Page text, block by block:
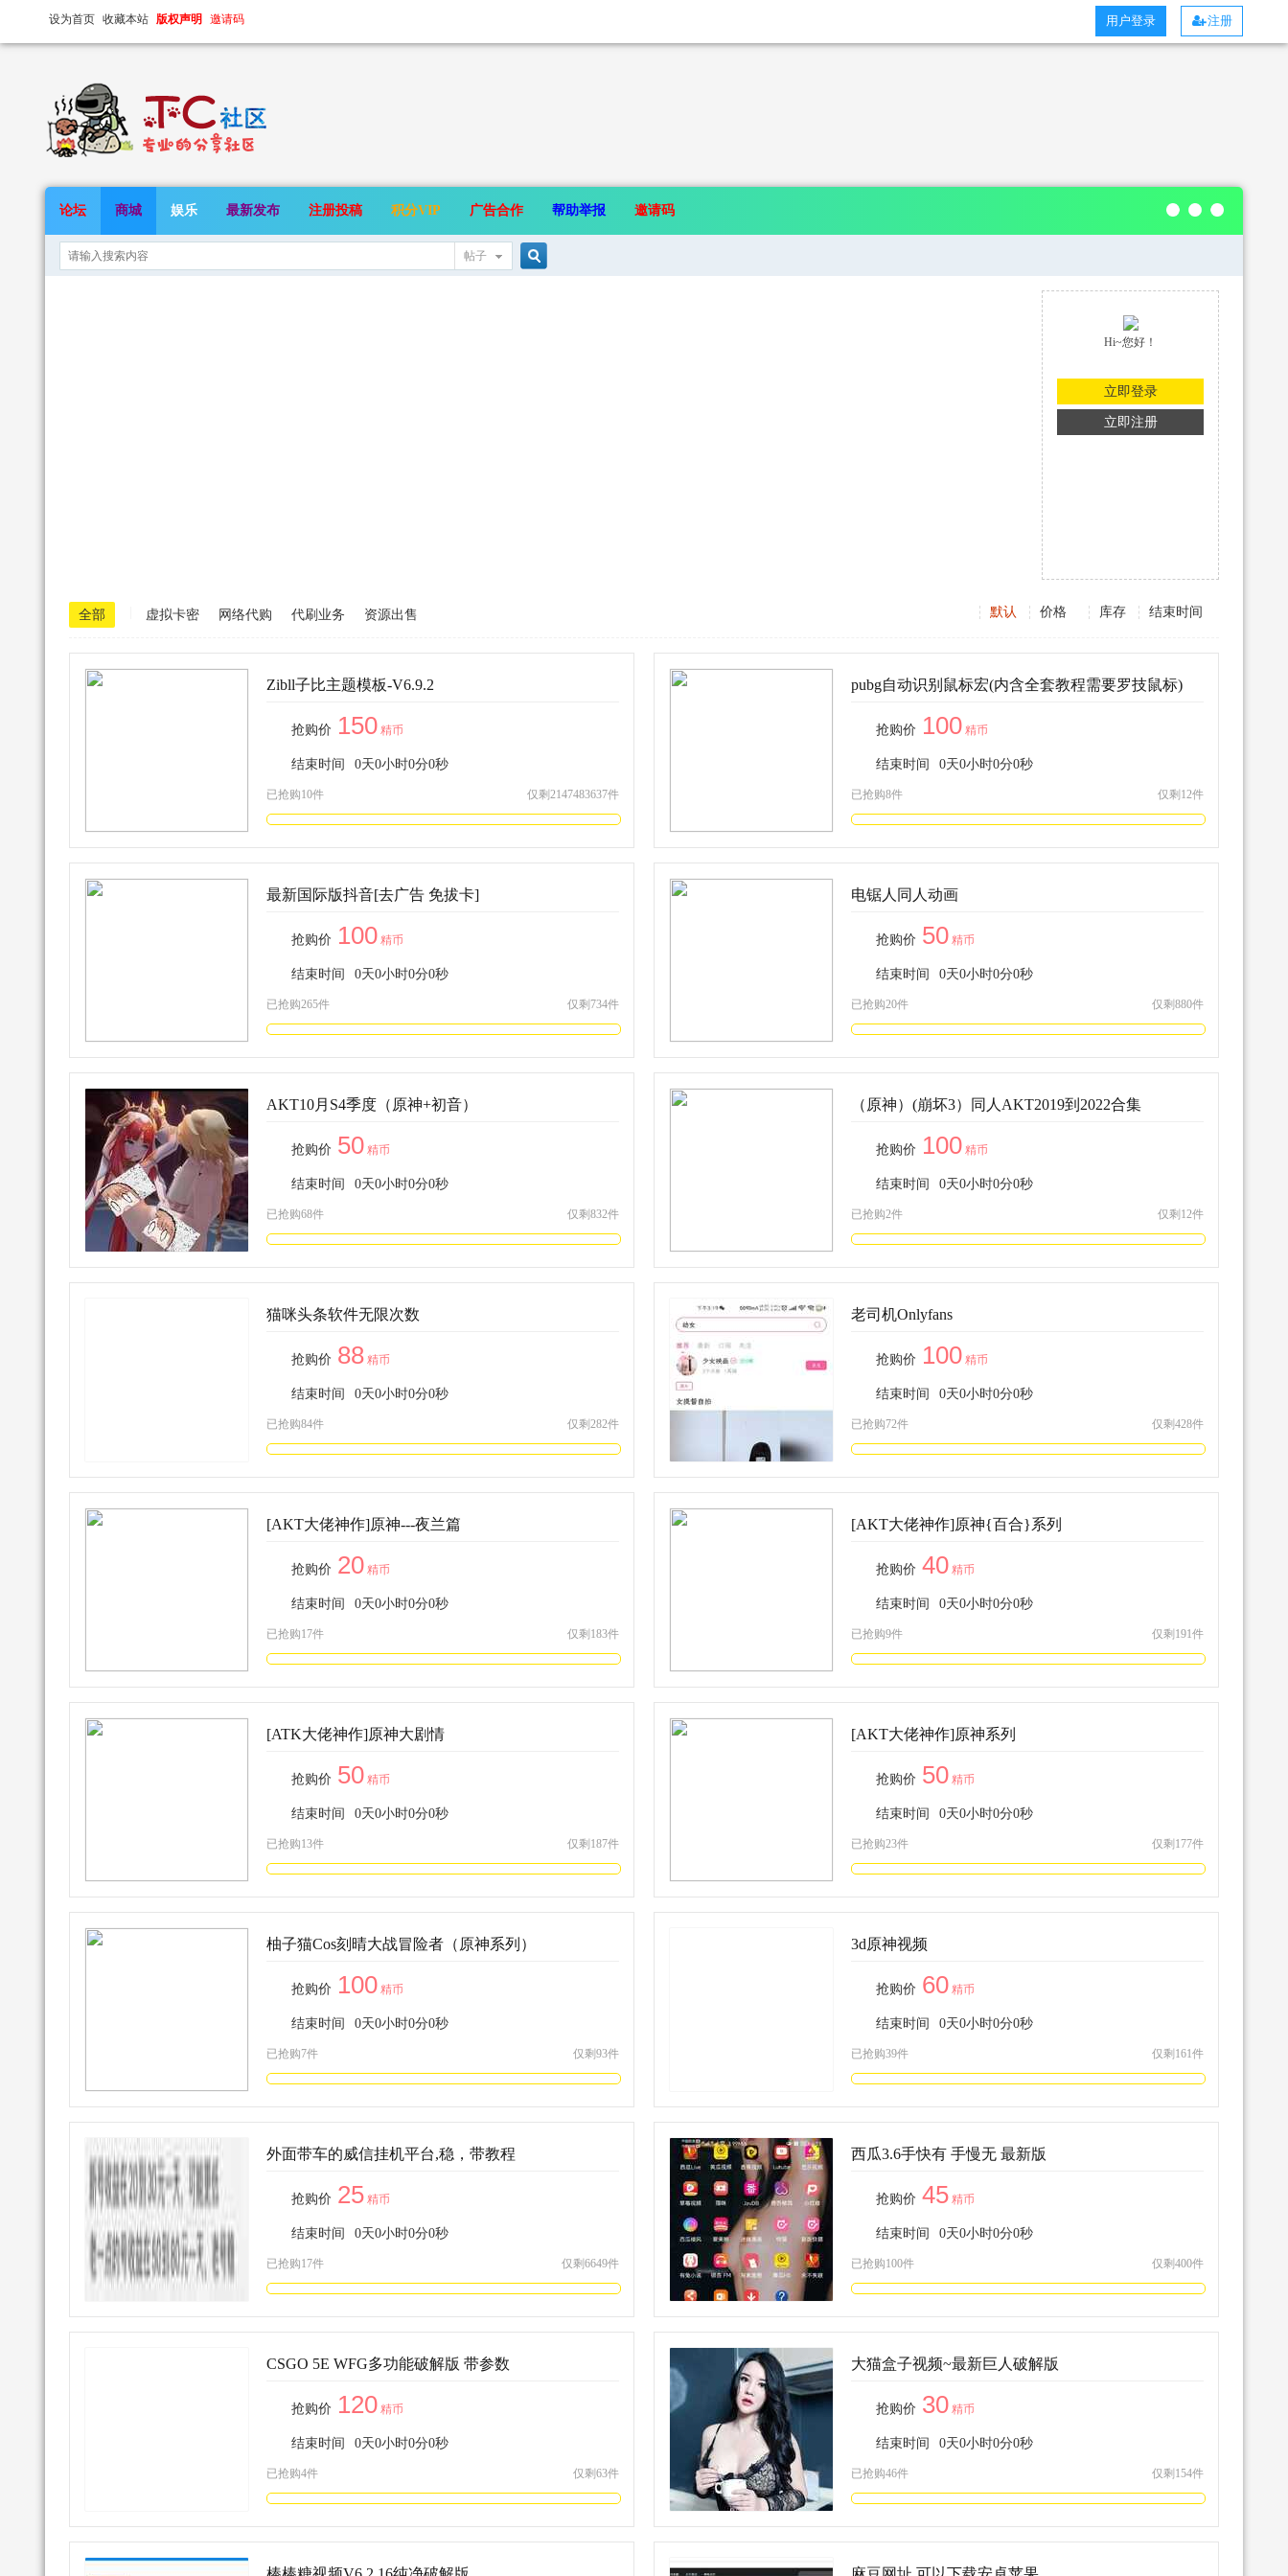
设为首页 收藏本站 版权声明 邀请码 用户登录 注册
论坛 商城 娱乐 最新发布 注册投稿 积分VIP 广告合作 帮助举报 邀请码
帖子
Hi~您好！
立即登录
立即注册
默认 价格 库存 结束时间
全部 虚拟卡密 网络代购 代刷业务 资源出售
Zibll子比主题模板-V6.9.2
抢购价 150 精币
结束时间 0天0小时0分0秒
仅剩2147483637件
已抢购10件
pubg自动识别鼠标宏(内含全套教程需要罗技鼠标)
抢购价 100 精币
结束时间 0天0小时0分0秒
仅剩12件
已抢购8件
最新国际版抖音[去广告 免拔卡]
抢购价 100 精币
结束时间 0天0小时0分0秒
仅剩734件
已抢购265件
电锯人同人动画
抢购价 50 精币
结束时间 0天0小时0分0秒
仅剩880件
已抢购20件
AKT10月S4季度（原神+初音）
抢购价 50 精币
结束时间 0天0小时0分0秒
仅剩832件
已抢购68件
（原神）(崩坏3）同人AKT2019到2022合集
抢购价 100 精币
结束时间 0天0小时0分0秒
仅剩12件
已抢购2件
猫咪头条软件无限次数
抢购价 88 精币
结束时间 0天0小时0分0秒
仅剩282件
已抢购84件
老司机Onlyfans
抢购价 100 精币
结束时间 0天0小时0分0秒
仅剩428件
已抢购72件
[AKT大佬神作]原神---夜兰篇
抢购价 20 精币
结束时间 0天0小时0分0秒
仅剩183件
已抢购17件
[AKT大佬神作]原神{百合}系列
抢购价 40 精币
结束时间 0天0小时0分0秒
仅剩191件
已抢购9件
[ATK大佬神作]原神大剧情
抢购价 50 精币
结束时间 0天0小时0分0秒
仅剩187件
已抢购13件
[AKT大佬神作]原神系列
抢购价 50 精币
结束时间 0天0小时0分0秒
仅剩177件
已抢购23件
柚子猫Cos刻晴大战冒险者（原神系列）
抢购价 100 精币
结束时间 0天0小时0分0秒
仅剩93件
已抢购7件
3d原神视频
抢购价 60 精币
结束时间 0天0小时0分0秒
仅剩161件
已抢购39件
外面带车的威信挂机平台,稳，带教程
抢购价 25 精币
结束时间 0天0小时0分0秒
仅剩6649件
已抢购17件
西瓜3.6手快有 手慢无 最新版
抢购价 45 精币
结束时间 0天0小时0分0秒
仅剩400件
已抢购100件
CSGO 5E WFG多功能破解版 带参数
抢购价 120 精币
结束时间 0天0小时0分0秒
仅剩63件
已抢购4件
大猫盒子视频~最新巨人破解版
抢购价 30 精币
结束时间 0天0小时0分0秒
仅剩154件
已抢购46件